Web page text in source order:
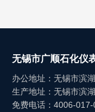
无锡市广顺石化仪
办公地址：无锡市滨
生产地址：无锡市滨
免费电话：4006-017-